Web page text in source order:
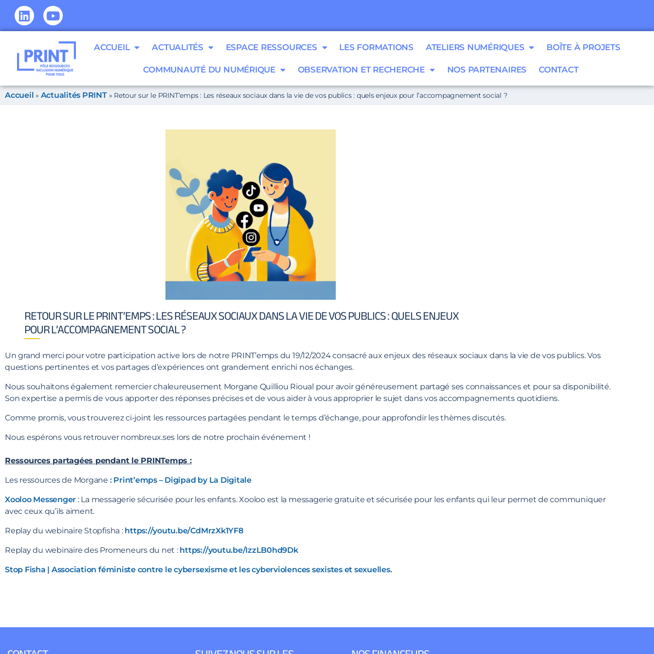
ACCUEIL ACTUALITÉS ESPACE RESSOURCES LES FORMATIONS ATELIERS NUMÉRIQUES BOÎTE À PROJETS
COMMUNAUTÉ DU NUMÉRIQUE OBSERVATION ET RECHERCHE NOS PARTENAIRES CONTACT
Accueil » Actualités PRINT» Retour sur le PRINT’emps : Les réseaux sociaux dans la vie de vos publics : quels enjeux pour l’accompagnement social ?
RETOUR SUR LE PRINT’EMPS : LES RÉSEAUX SOCIAUX DANS LA VIE DE VOS PUBLICS : QUELS ENJEUX
POUR L’ACCOMPAGNEMENT SOCIAL ?
Un grand merci pour votre participation active lors de notre PRINT’emps du 19/12/2024 consacré aux enjeux des réseaux sociaux dans la vie de vos publics. Vos
questions pertinentes et vos partages d’expériences ont grandement enrichi nos échanges.
Nous souhaitons également remercier chaleureusement Morgane Quilliou Rioual pour avoir généreusement partagé ses connaissances et pour sa disponibilité.
Son expertise a permis de vous apporter des réponses précises et de vous aider à vous approprier le sujet dans vos accompagnements quotidiens.
Comme promis, vous trouverez ci-joint les ressources partagées pendant le temps d’échange, pour approfondir les thèmes discutés.
Nous espérons vous retrouver nombreux.ses lors de notre prochain événement !
Ressources partagées pendant le PRINTemps :
Les ressources de Morgane : Print’emps – Digipad by La Digitale
Xooloo Messenger : La messagerie sécurisée pour les enfants. Xooloo est la messagerie gratuite et sécurisée pour les enfants qui leur permet de communiquer
avec ceux qu’ils aiment.
Replay du webinaire Stopfisha : https://youtu.be/CdMrzXk1YF8
Replay du webinaire des Promeneurs du net : https://youtu.be/IzzLB0hd9Dk
Stop Fisha | Association féministe contre le cybersexisme et les cyberviolences sexistes et sexuelles.